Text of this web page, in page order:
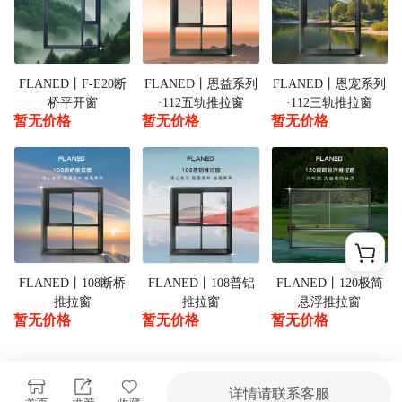
FLANED丨F-E20断
桥平开窗
暂无价格
FLANED丨恩益系列
·112五轨推拉窗
暂无价格
FLANED丨恩宠系列
·112三轨推拉窗
暂无价格
FLANED丨108断桥
推拉窗
暂无价格
FLANED丨108普铝
推拉窗
暂无价格
FLANED丨120极简
悬浮推拉窗
暂无价格
详情请联系客服